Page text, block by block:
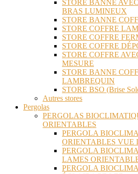
STORE BANNE
BRAS LUMINEUX
STORE BANNE
STORE COFFRE
STORE COFFRE
STORE COFFRE
STORE COFFRE
MESURE
STORE BANNE
LAMBREQUIN
STORE BSO (Brise
Autres stores
Pergolas
PERGOLAS
ORIENTABLES
PERGOLA
ORIENTABLES VUE
PERGOLA
LAMES
PERGOLA